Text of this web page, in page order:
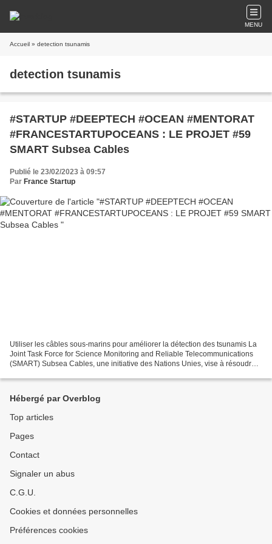
MENU
Accueil » detection tsunamis
detection tsunamis
#STARTUP #DEEPTECH #OCEAN #MENTORAT
#FRANCESTARTUPOCEANS : LE PROJET #59
SMART Subsea Cables
Publié le 23/02/2023 à 09:57
Par France Startup
Utiliser les câbles sous-marins pour améliorer la détection des tsunamis La
Joint Task Force for Science Monitoring and Reliable Telecommunications
(SMART) Subsea Cables, une initiative des Nations Unies, vise à résoudre
Hébergé par Overblog
Top articles
Pages
Contact
Signaler un abus
C.G.U.
Cookies et données personnelles
Préférences cookies